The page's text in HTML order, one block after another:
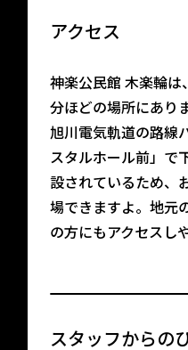
アクセス
神楽公民館 木楽輪
分ほどの場所にあり
旭川電気軌道の路線
スタルホール前」で
設されているため、
場できますよ。地元
の方にもアクセスし
スタッフからの